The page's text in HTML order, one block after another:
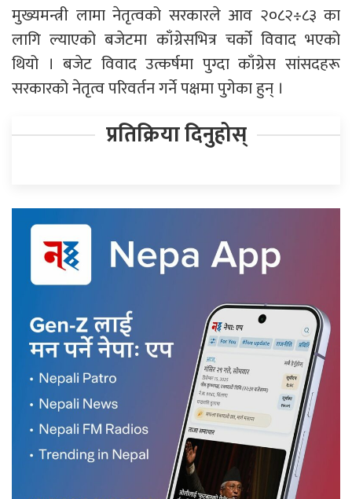
मुख्यमन्त्री लामा नेतृत्वको सरकारले आव २०८२÷८३ का
लागि ल्याएको बजेटमा काँग्रेसभित्र चर्को विवाद भएको
थियो । बजेट विवाद उत्कर्षमा पुग्दा काँग्रेस सांसदहरू
सरकारको नेतृत्व परिवर्तन गर्ने पक्षमा पुगेका हुन् ।
प्रतिक्रिया दिनुहोस्